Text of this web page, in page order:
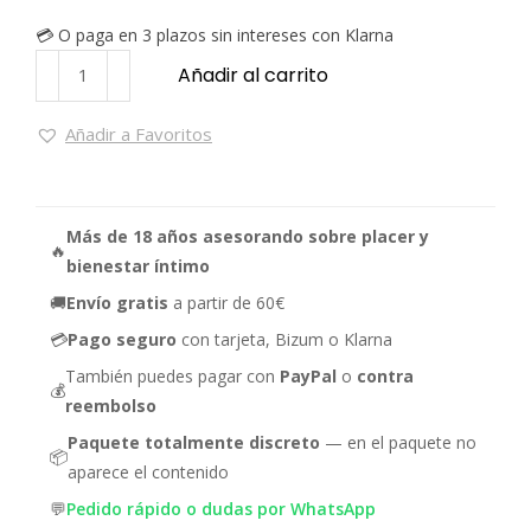
💳 O paga en 3 plazos sin intereses con Klarna
Añadir al carrito
Añadir a Favoritos
🔥
Más de 18 años asesorando sobre placer y
bienestar íntimo
🚚Envío gratis a partir de 60€
💳Pago seguro con tarjeta, Bizum o Klarna
💰
También puedes pagar con PayPal o contra
reembolso
📦
Paquete totalmente discreto — en el paquete no
aparece el contenido
💬Pedido rápido o dudas por WhatsApp